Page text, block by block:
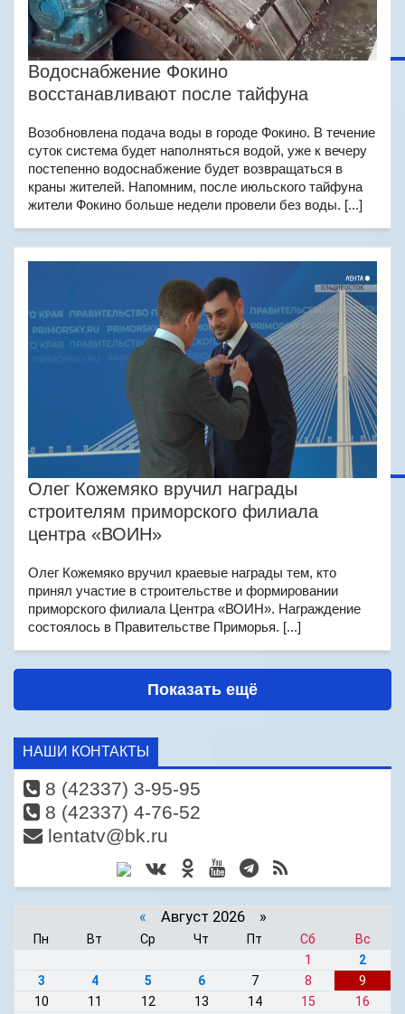
Водоснабжение Фокино
восстанавливают после тайфуна
Возобновлена подача воды в городе Фокино. В течение
суток система будет наполняться водой, уже к вечеру
постепенно водоснабжение будет возвращаться в
краны жителей. Напомним, после июльского тайфуна
жители Фокино больше недели провели без воды. [...]
Олег Кожемяко вручил награды
строителям приморского филиала
центра «ВОИН»
Олег Кожемяко вручил краевые награды тем, кто
принял участие в строительстве и формировании
приморского филиала Центра «ВОИН». Награждение
состоялось в Правительстве Приморья. [...]
Показать ещё
НАШИ КОНТАКТЫ
8 (42337) 3-95-95
8 (42337) 4-76-52
lentatv@bk.ru
« Август 2026 »
Пн Вт Ср Чт Пт Сб
Вс
1
2
3
4 5 6 7 8
9
10
11 12 13 14 15
16